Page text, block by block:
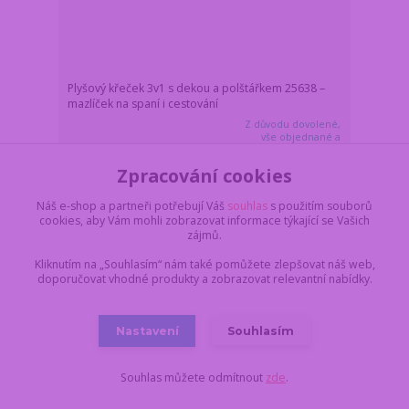
Plyšový křeček 3v1 s dekou a polštářkem 25638 –
mazlíček na spaní i cestování
459 Kč/ ks
bez DPH
Z důvodu dovolené,
vše objednané a
dodáme nejdříve 18.8.
Do košíku
Novinka
Zpracování cookies
Náš e-shop a partneři potřebují Váš souhlas s použitím souborů
cookies, aby Vám mohli zobrazovat informace týkající se Vašich
zájmů.
Kliknutím na „Souhlasím“ nám také pomůžete zlepšovat náš web,
doporučovat vhodné produkty a zobrazovat relevantní nabídky.
Nastavení Souhlasím
Souhlas můžete odmítnout zde.